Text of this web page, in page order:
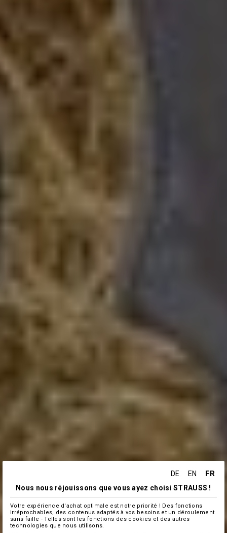
DE EN FR
Nous nous réjouissons que vous ayez choisi STRAUSS !
Votre expérience d'achat optimale est notre priorité ! Des fonctions
irréprochables, des contenus adaptés à vos besoins et un déroulement
sans faille - Telles sont les fonctions des cookies et des autres
technologies que nous utilisons.